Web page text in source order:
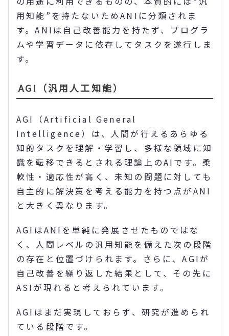
用知能”を持たないためANIに分類されま
す。ANIは自己改善能力を持たず、プログラ
ムや学習データに依存してタスクを遂行しま
す。
AGI（汎用人工知能）
AGI（Artificial General
Intelligence）は、人間が行えるあらゆる
知的タスクを理解・学習し、多様な領域に知
識を転移できるとされる理論上のAIです。柔
軟性・適応性が高く、未知の問題に対しても
自主的に解決策を考える能力を持つ点がANI
と大きく異なります。
AGIはANIを単純に発展させたものではな
く、人間レベルの汎用知能を備えた次の段階
の存在と位置づけられます。さらに、AGIが
自己改善を繰り返した結果として、その先に
ASIが現れると考えられています。
AGIはまだ実現しておらず、研究が進められ
ている段階です。